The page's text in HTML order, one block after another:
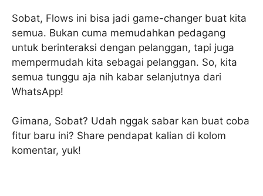
Sobat, Flows ini bisa jadi game-changer buat kita
semua. Bukan cuma memudahkan pedagang
untuk berinteraksi dengan pelanggan, tapi juga
mempermudah kita sebagai pelanggan. So, kita
semua tunggu aja nih kabar selanjutnya dari
WhatsApp!
Gimana, Sobat? Udah nggak sabar kan buat coba
fitur baru ini? Share pendapat kalian di kolom
komentar, yuk!